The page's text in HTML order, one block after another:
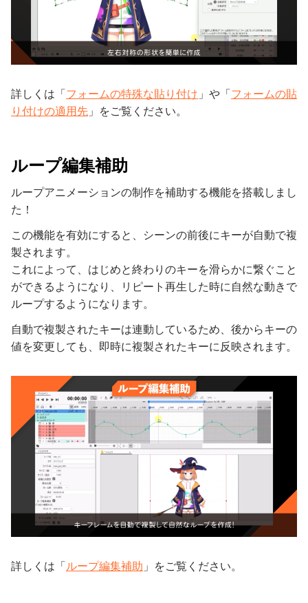
詳しくは「 フォームの特殊な貼り付け 」や「 フォームの貼
り付けの適用先 」をご覧ください。
ループ編集補助
ループアニメーションの制作を補助する機能を搭載しまし
た！
この機能を有効にすると、シーンの前後にキーが自動で複
製されます。
これによって、はじめと終わりのキーを滑らかに繋ぐこと
ができるようになり、リピート再生した時に自然な動きで
ループするようになります。
自動で複製されたキーは連動しているため、後からキーの
値を変更しても、即時に複製されたキーに反映されます。
詳しくは「 ループ編集補助 」をご覧ください。